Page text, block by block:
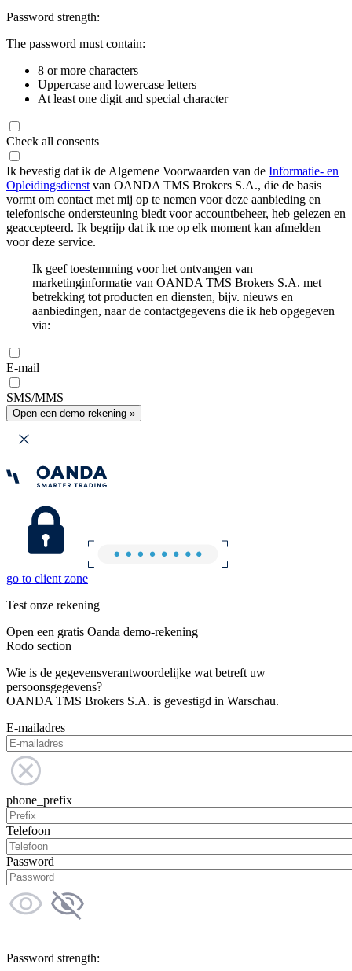
Password strength:
The password must contain:
8 or more characters
Uppercase and lowercase letters
At least one digit and special character
Check all consents
Ik bevestig dat ik de Algemene Voorwaarden van de Informatie- en
Opleidingsdienst van OANDA TMS Brokers S.A., die de basis
vormt om contact met mij op te nemen voor deze aanbieding en
telefonische ondersteuning biedt voor accountbeheer, heb gelezen en
geaccepteerd. Ik begrijp dat ik me op elk moment kan afmelden
voor deze service.
Ik geef toestemming voor het ontvangen van
marketinginformatie van OANDA TMS Brokers S.A. met
betrekking tot producten en diensten, bijv. nieuws en
aanbiedingen, naar de contactgegevens die ik heb opgegeven
via:
E-mail
SMS/MMS
Open een demo-rekening »
go to client zone
Test onze rekening
Open een gratis Oanda demo-rekening
Rodo section
Wie is de gegevensverantwoordelijke wat betreft uw
persoonsgegevens?
OANDA TMS Brokers S.A. is gevestigd in Warschau.
E-mailadres
phone_prefix
Telefoon
Password
Password strength: